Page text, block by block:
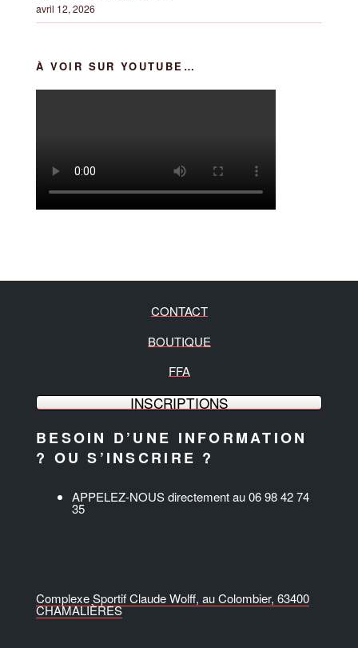
avril 12, 2026
À VOIR SUR YOUTUBE…
CONTACT
BOUTIQUE
FFA
INSCRIPTIONS
BESOIN D’UNE INFORMATION
? OU S’INSCRIRE ?
APPELEZ-NOUS directement au 06 98 42 74
35
Complexe Sportif Claude Wolff, au Colombier, 63400
CHAMALIÈRES